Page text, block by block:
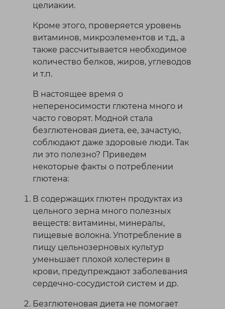
целиакии.
Кроме этого, проверяется уровень
витаминов, микроэлементов и т.д., а
также рассчитывается необходимое
количество белков, жиров, углеводов
и т.п.
В настоящее время о
непереносимости глютена много и
часто говорят. Модной стала
безглютеновая диета, ее, зачастую,
соблюдают даже здоровые люди. Так
ли это полезно? Приведем
некоторые факты о потреблении
глютена:
В содержащих глютен продуктах из
цельного зерна много полезных
веществ: витамины, минералы,
пищевые волокна. Употребление в
пищу цельнозерновых культур
уменьшает плохой холестерин в
крови, предупреждают заболевания
сердечно-сосудистой систем и др.
Безглютеновая диета не помогает